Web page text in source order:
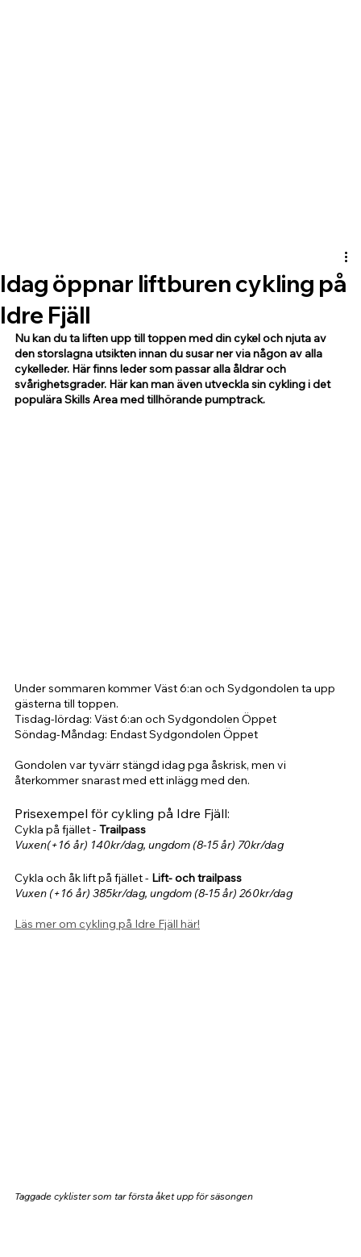
Idag öppnar liftburen cykling på
Idre Fjäll
Nu kan du ta liften upp till toppen med din cykel och njuta av
den storslagna utsikten innan du susar ner via någon av alla
cykelleder. Här finns leder som passar alla åldrar och
svårighetsgrader. Här kan man även utveckla sin cykling i det
populära Skills Area med tillhörande pumptrack.
Under sommaren kommer Väst 6:an och Sydgondolen ta upp
gästerna till toppen.
Tisdag-lördag: Väst 6:an och Sydgondolen Öppet
Söndag-Måndag: Endast Sydgondolen Öppet
Gondolen var tyvärr stängd idag pga åskrisk, men vi
återkommer snarast med ett inlägg med den.
Prisexempel för cykling på Idre Fjäll:
Cykla på fjället - Trailpass
Vuxen(+16 år) 140kr/dag, ungdom (8-15 år) 70kr/dag
Cykla och åk lift på fjället - Lift- och trailpass
Vuxen (+16 år) 385kr/dag, ungdom (8-15 år) 260kr/dag
Läs mer om cykling på Idre Fjäll här!
Taggade cyklister som tar första åket upp för säsongen